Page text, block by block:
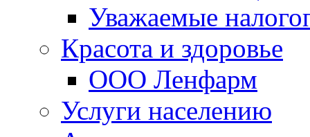
Уважаемые
Красота и здоровье
ООО Ленфарм
Услуги населению